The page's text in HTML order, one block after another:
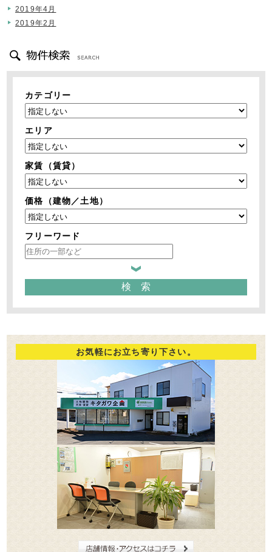
2019年4月
2019年2月
カテゴリー
エリア
家賃（賃貸）
価格（建物／土地）
フリーワード
お気軽にお立ち寄り下さい。